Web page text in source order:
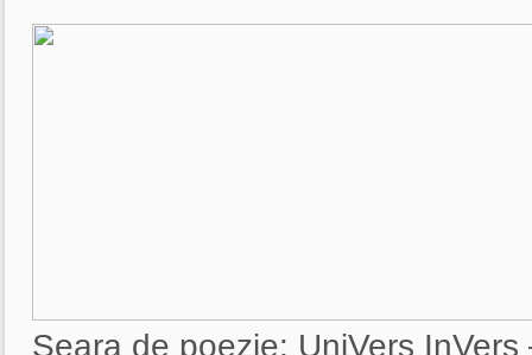
Seara de poezie: UniVers